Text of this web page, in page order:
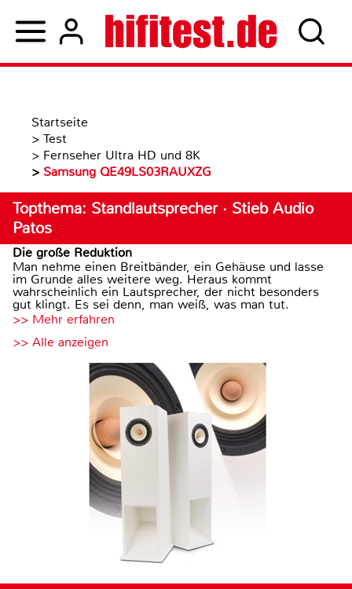
Startseite
> Test
> Fernseher Ultra HD und 8K
> Samsung QE49LS03RAUXZG
Topthema: Standlautsprecher · Stieb Audio
Patos
Die große Reduktion
Man nehme einen Breitbänder, ein Gehäuse und lasse
im Grunde alles weitere weg. Heraus kommt
wahrscheinlich ein Lautsprecher, der nicht besonders
gut klingt. Es sei denn, man weiß, was man tut.
>> Mehr erfahren
>> Alle anzeigen